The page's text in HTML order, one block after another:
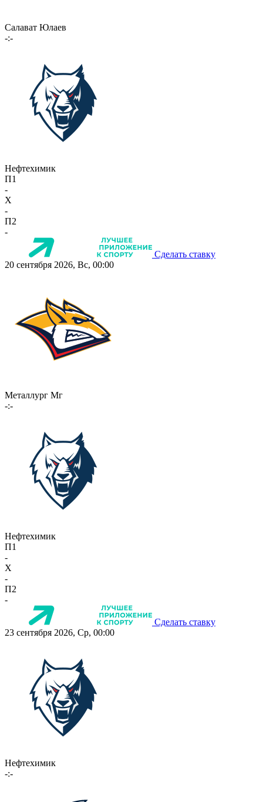
Салават Юлаев
-:-
Нефтехимик
П1
-
X
-
П2
-
Сделать ставку
20 сентября 2026, Вс, 00:00
Металлург Мг
-:-
Нефтехимик
П1
-
X
-
П2
-
Сделать ставку
23 сентября 2026, Ср, 00:00
Нефтехимик
-:-